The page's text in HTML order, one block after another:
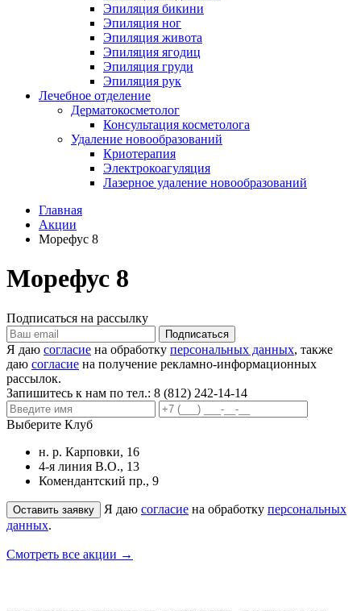
Эпиляция бикини
Эпиляция ног
Эпиляция живота
Эпиляция ягодиц
Эпиляция груди
Эпиляция рук
Лечебное отделение
Дерматокосметолог
Консультация косметолога
Удаление новообразований
Криотерапия
Электрокоагуляция
Лазерное удаление новообразований
Главная
Акции
Морефус 8
Морефус 8
Подписаться на рассылку
Я даю согласие на обработку персональных данных, также
даю согласие на получение рекламно-информационных
рассылок.
Запишитесь к нам по тел.: 8 (812) 242-14-14
Выберите Клуб
н. р. Карповки, 16
4-я линия В.О., 13
Комендантский пр., 9
Я даю согласие на обработку персональных
данных.
Смотреть все акции →